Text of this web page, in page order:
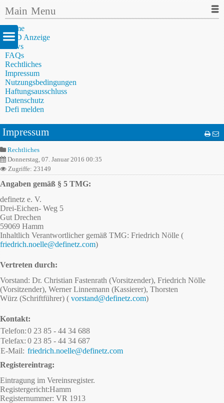
Main Menu
Home
AED Anzeige
News
FAQs
Rechtliches
Impressum
Nutzungsbedingungen
Haftungsausschluss
Datenschutz
Defi melden
Impressum
Rechtliches
Donnerstag, 07. Januar 2016 00:35
Zugriffe: 23149
Angaben gemäß § 5 TMG:
definetz e. V.
Drei-Eichen- Weg 5
Gut Drechen
59069 Hamm
Inhaltlich Verantwortlicher gemäß TMG: Friedrich Nölle (
friedrich.noelle@definetz.com)
Vertreten durch:
Vorstand: Dr. Christian Fastenrath (Vorsitzender), Friedrich Nölle
(Vorsitzender), Werner Linnemann (Kassierer), Thorsten
Würz (Schriftführer) ( vorstand@definetz.com)
Kontakt:
Telefon:0 23 85 - 44 34 688
Telefax:0 23 85 - 44 34 687
E-Mail: friedrich.noelle@definetz.com
Registereintrag:
Eintragung im Vereinsregister.
Registergericht:Hamm
Registernummer: VR 1913